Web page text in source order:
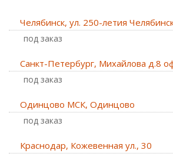
Челябинск, ул. 250-летия
Под заказ
Санкт-Петербург, Михайлова д.8
Под заказ
Одинцово МСК, Одинцово
Под заказ
Краснодар, Кожевенная ул., 30